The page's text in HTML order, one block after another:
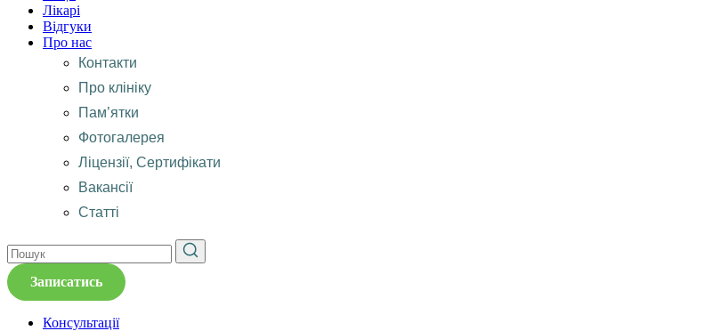
Лікарі
Відгуки
Про нас
Контакти
Про клініку
Пам’ятки
Фотогалерея
Ліцензії, Сертифікати
Вакансії
Статті
Записатись
Консультації